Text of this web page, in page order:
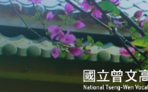
跳
轉
至